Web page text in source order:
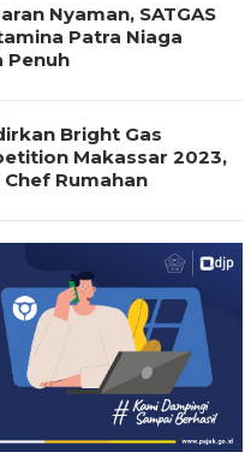
Nyaman, SATGAS
Patra Niaga
Penuh
Bright Gas
Makassar 2023,
Rumahan